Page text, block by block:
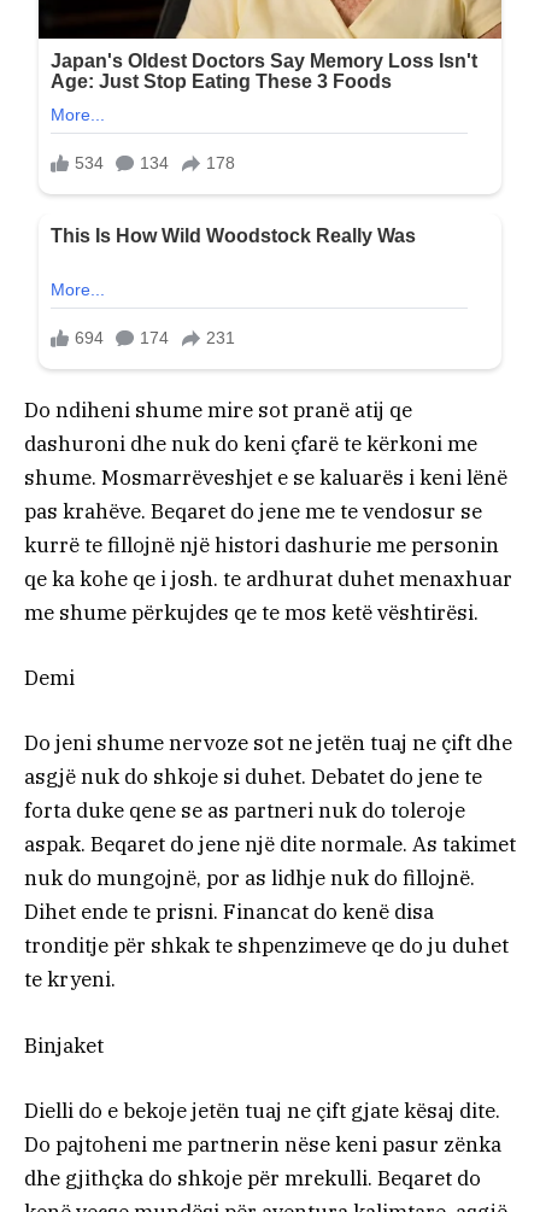
Do ndiheni shume mire sot pranë atij qe
dashuroni dhe nuk do keni çfarë te kërkoni me
shume. Mosmarrëveshjet e se kaluarës i keni lënë
pas krahëve. Beqaret do jene me te vendosur se
kurrë te fillojnë një histori dashurie me personin
qe ka kohe qe i josh. te ardhurat duhet menaxhuar
me shume përkujdes qe te mos ketë vështirësi.
Demi
Do jeni shume nervoze sot ne jetën tuaj ne çift dhe
asgjë nuk do shkoje si duhet. Debatet do jene te
forta duke qene se as partneri nuk do toleroje
aspak. Beqaret do jene një dite normale. As takimet
nuk do mungojnë, por as lidhje nuk do fillojnë.
Dihet ende te prisni. Financat do kenë disa
tronditje për shkak te shpenzimeve qe do ju duhet
te kryeni.
Binjaket
Dielli do e bekoje jetën tuaj ne çift gjate kësaj dite.
Do pajtoheni me partnerin nëse keni pasur zënka
dhe gjithçka do shkoje për mrekulli. Beqaret do